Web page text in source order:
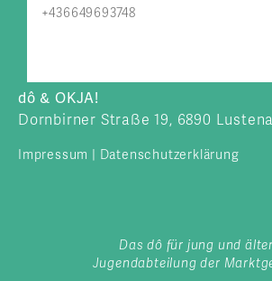
+436649693748
dô & OKJA!
Dornbirner Straße 19, 6890
Impressum Datenschutzerklärung
Das dô für jung und
Jugendabteilung der